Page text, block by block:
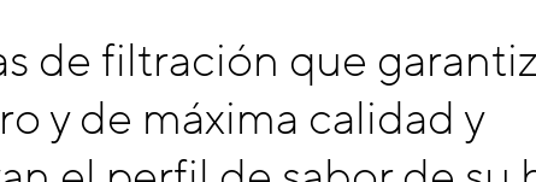
de filtración que
y de máxima calidad y